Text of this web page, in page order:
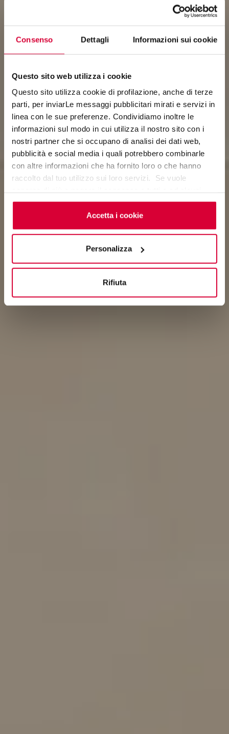
Consenso Dettagli Informazioni sui cookie
Questo sito web utilizza i cookie
Questo sito utilizza cookie di profilazione, anche di terze
parti, per inviarLe messaggi pubblicitari mirati e servizi in
linea con le sue preferenze. Condividiamo inoltre le
informazioni sul modo in cui utilizza il nostro sito con i
nostri partner che si occupano di analisi dei dati web,
pubblicità e social media i quali potrebbero combinarle
con altre informazioni che ha fornito loro o che hanno
raccolto dal tuo utilizzo sui loro servizi. Se vuole
cookieclicchi qui. Il consenso può essere espresso
cliccando sul tasto “Accetta i cookie”. Se non vuole i
cookie di profilazione può negare il consenso sul tasto
Accetta i cookie
Personalizza
Rifiuta
ONICE
MARBLES OF LIGHT